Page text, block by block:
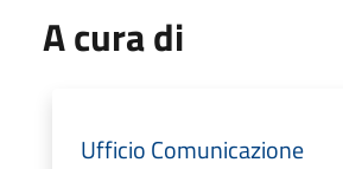
A cura di
Ufficio Comunicazione